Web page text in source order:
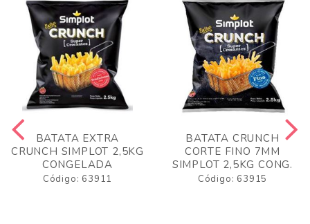
BATATA EXTRA
CRUNCH SIMPLOT 2,5KG
CONGELADA
Código: 63911
BATATA CRUNCH
CORTE FINO 7MM
SIMPLOT 2,5KG CONG.
Código: 63915